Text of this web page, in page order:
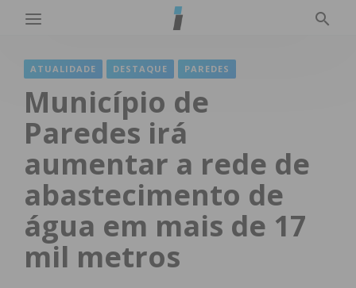
ATUALIDADE DESTAQUE PAREDES
Município de
Paredes irá
aumentar a rede de
abastecimento de
água em mais de 17
mil metros